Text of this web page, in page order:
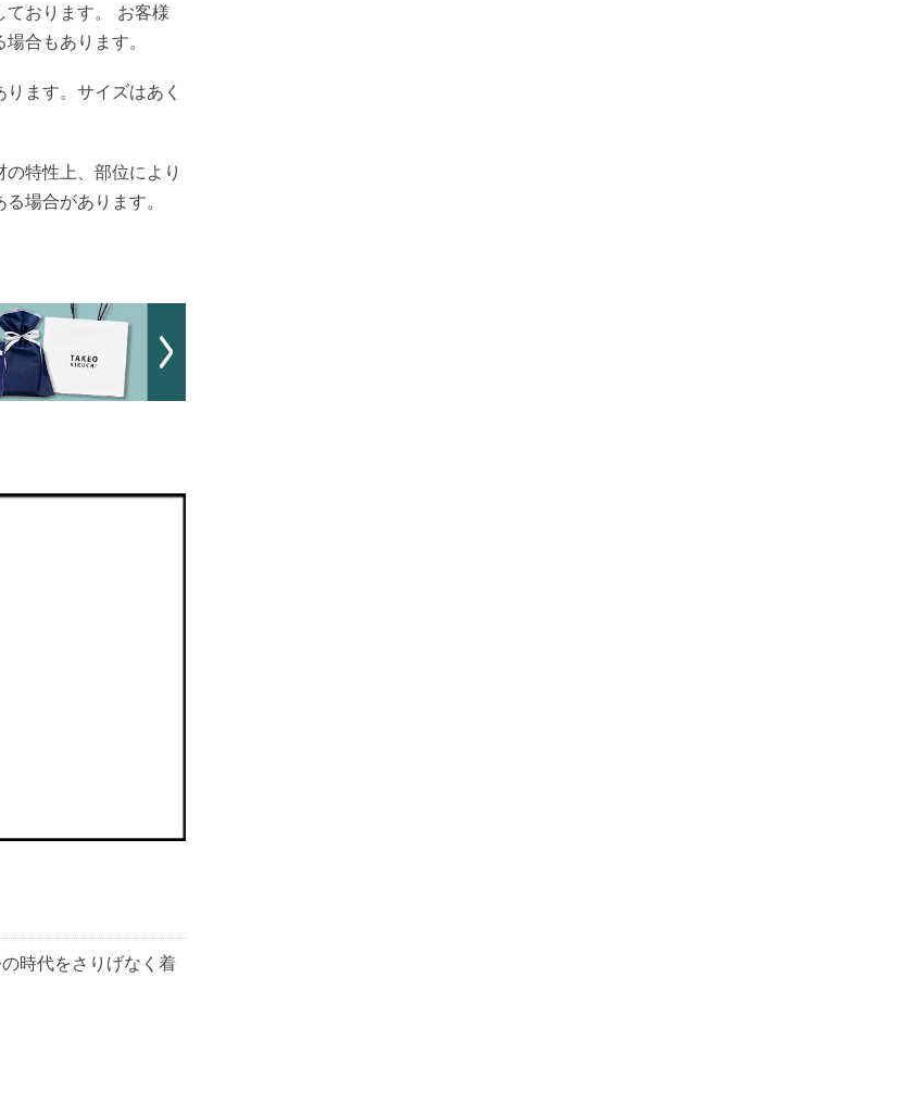
おります。 お客様
合もあります。
ます。サイズはあく
特性上、部位により
場合があります。
時代をさりげなく着